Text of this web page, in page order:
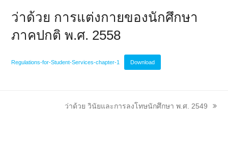
ว่าด้วย การแต่งกายของนักศึกษา
ภาคปกติ พ.ศ. 2558
Regulations-for-Student-Services-chapter-1 Download
next
ว่าด้วย วินัยและการลงโทษนักศึกษา พ.ศ. 2549